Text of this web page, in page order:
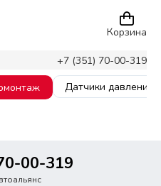
+7 (351) 70-00-319
Корзина
Датчики давления
00-319